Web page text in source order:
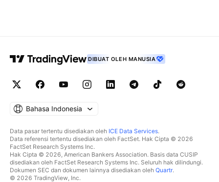
DIBUAT OLEH MANUSIA
Bahasa Indonesia
Data pasar tertentu disediakan oleh ICE Data Services.
Data referensi tertentu disediakan oleh FactSet. Hak Cipta © 2026
FactSet Research Systems Inc.
Hak Cipta © 2026, American Bankers Association. Basis data CUSIP
disediakan oleh FactSet Research Systems Inc. Seluruh hak dilindungi.
Dokumen SEC dan dokumen lainnya disediakan oleh Quartr.
© 2026 TradingView, Inc.